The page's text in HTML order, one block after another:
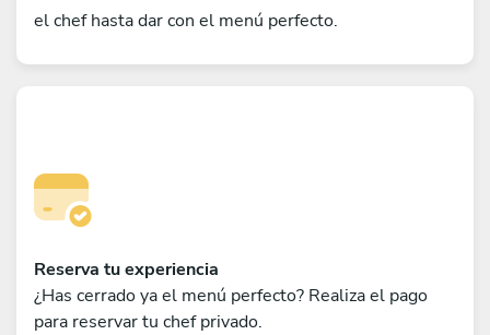
el chef hasta dar con el menú perfecto.
Reserva tu experiencia
¿Has cerrado ya el menú perfecto? Realiza el pago
para reservar tu chef privado.